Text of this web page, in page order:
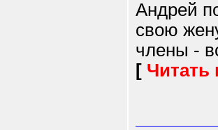
Андрей
свою
члены -
[ Читать